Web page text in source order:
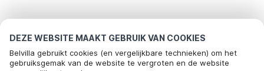
DEZE WEBSITE MAAKT GEBRUIK VAN COOKIES
Belvilla gebruikt cookies (en vergelijkbare technieken) om het
gebruiksgemak van de website te vergroten en de website
Meest populaire bestemmingen voor
vakantie